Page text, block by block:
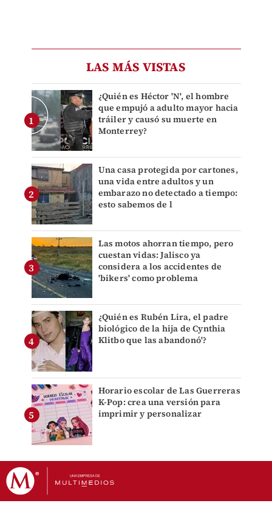
LAS MÁS VISTAS
¿Quién es Héctor 'N', el hombre
que empujó a adulto mayor hacia
tráiler y causó su muerte en
Monterrey?
Una casa protegida por cartones,
una vida entre adultos y un
embarazo no detectado a tiempo:
esto sabemos de l
Las motos ahorran tiempo, pero
cuestan vidas: Jalisco ya
considera a los accidentes de
'bikers' como problema
¿Quién es Rubén Lira, el padre
biológico de la hija de Cynthia
Klitbo que las abandonó'?
Horario escolar de Las Guerreras
K-Pop: crea una versión para
imprimir y personalizar